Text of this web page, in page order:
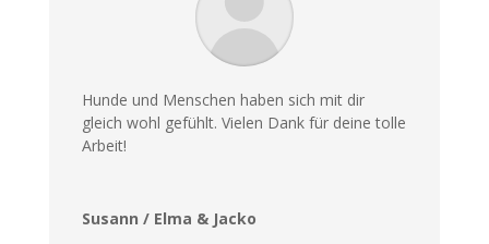
Hunde und Menschen haben sich mit dir
gleich wohl gefühlt. Vielen Dank für deine tolle
Arbeit!
Susann / Elma & Jacko